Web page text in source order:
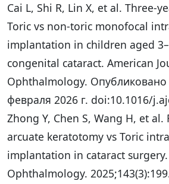
Cai L, Shi R, Lin X, et al. Three-
Toric vs non-toric monofocal
implantation in children aged
congenital cataract. American
Ophthalmology.
февраля 2026 г. doi:10.1016/
Zhong Y, Chen S, Wang H, et
arcuate keratotomy vs Toric
implantation in cataract surgery.
Ophthalmology.